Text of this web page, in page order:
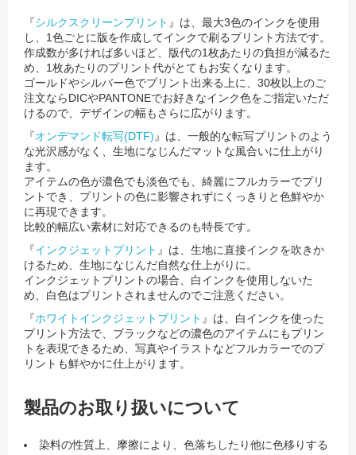
『シルクスクリーンプリント 』は、最大3色のインクを使用
し、1色ごとに版を作成してインクで刷るプリント方法です。
作成数が多ければ多いほど、版代の1枚あたりの負担が減るた
め、1枚あたりのプリント代がとてもお安くなります。
ゴールドやシルバー色でプリント出来る上に、30枚以上のご
注文ならDICやPANTONEでお好きなインク色をご指定いただ
けるので、 デザインの幅もさらに広がります。
『オンデマンド転写(DTF) 』は、一般的な転写プリントのよう
な光沢感がなく、生地になじんだマットな風合いに仕上がり
ます。
アイテムの色が濃色でも淡色でも、綺麗にフルカラーでプリ
ントでき、プリントの色に影響されずにくっきりと色鮮やか
に再現できます。
比較的幅広い素材に対応できるのも特長です。
『インクジェットプリント 』は、生地に直接インクを吹きか
けるため、生地になじんだ自然な仕上がりに。
インクジェットプリントの場合、白インクを使用しないた
め、白色はプリントされませんのでご注意ください。
『ホワイトインクジェットプリント 』は、白インクを使った
プリント方法で、ブラックなどの濃色のアイテムにもプリン
トを表現できるため、 写真やイラストなどフルカラーでのプ
リントも鮮やかに仕上がります。
製品のお取り扱いについて
染料の性質上、摩擦により、色落ちしたり他に色移りする